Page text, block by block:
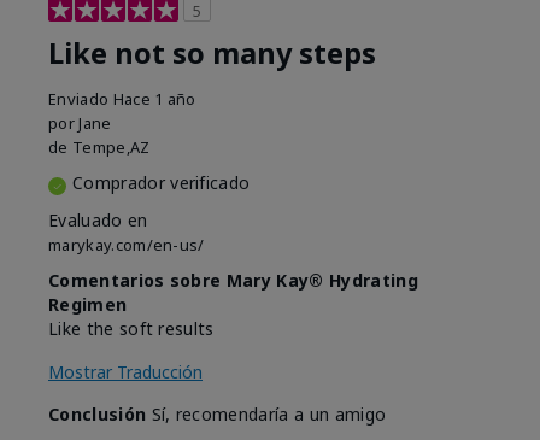
5
Like not so many steps
Enviado Hace 1 año
por Jane
de Tempe,AZ
Comprador verificado
Evaluado en
marykay.com/en-us/
Comentarios sobre Mary Kay® Hydrating
Regimen
Like the soft results
Mostrar Traducción
Conclusión Sí, recomendaría a un amigo